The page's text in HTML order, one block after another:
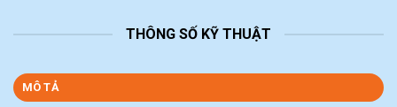
THÔNG SỐ KỸ THUẬT
MÔ TẢ